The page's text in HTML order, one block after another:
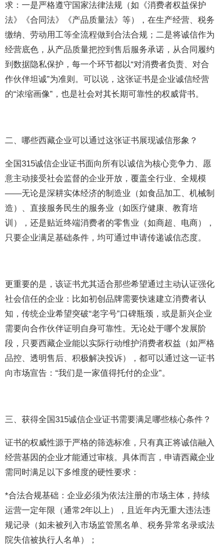
求：一是严格遵守国家法律法规（如《消费者权益保护
法》《合同法》《产品质量法》等），在生产经营、税务
缴纳、劳动用工等全流程做到合法合规；二是将诚信作为
经营底色，从产品质量把控到售后服务承诺，从合同履约
到数据隐私保护，每一个环节都以“对消费者负责、对合
作伙伴坦诚”为准则。可以说，这张证书是企业诚信经营
的“浓缩画像”，也是社会对其长期可靠性的权威背书。
二、哪些西藏企业可以通过这张证书展现诚信形象？
全国315诚信企业证书面向所有以诚信为核心竞争力、愿
意主动接受社会监督的企业开放，覆盖全行业、全规模
——无论是深耕实体经济的制造业（如食品加工、机械制
造）、直接服务民生的服务业（如医疗健康、教育培
训），还是贴近终端消费者的零售业（如商超、电商），
只要企业满足基础条件，均可通过申请传递诚信态度。
更重要的是，该证书尤其适合那些希望通过主动认证强化
社会信任的企业：比如初创品牌需要快速建立消费者认
知，传统企业希望突破“老字号”口碑瓶颈，或是新兴企业
需要向合作伙伴证明自身可靠性。无论处于哪个发展阶
段，只要西藏企业能以实际行动维护消费者权益（如严格
品控、透明售后、积极解决投诉），都可以通过这一证书
向市场宣告：“我们是一家值得托付的企业”。
三、获得全国315诚信企业证书需要满足哪些核心条件？
证书的权威性源于严格的筛选标准，只有真正将诚信融入
经营基因的企业才能通过审核。具体而言，申请西藏企业
需同时满足以下多维度的硬性要求：
*合法合规基础：企业必须为依法注册的市场主体，持续
运营一定年限（通常2年以上），且近年内无重大违法违
规记录（如未被列入市场监管黑名单、税务异常名录或法
院失信被执行人名单）；